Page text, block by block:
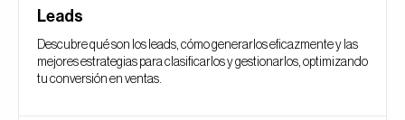
Leads
Descubre qué son los leads, cómo generarlos eficazmente y las
mejores estrategias para clasificarlos y gestionarlos, optimizando
tu conversión en ventas.